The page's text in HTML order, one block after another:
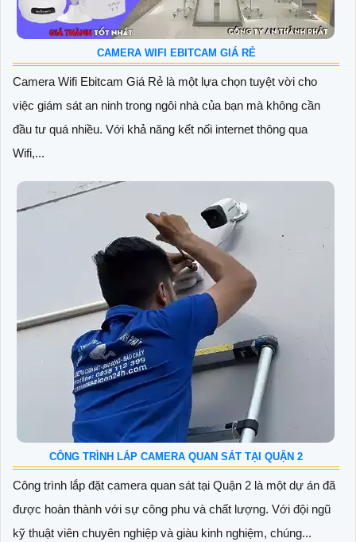
CAMERA WIFI EBITCAM GIÁ RẺ
Camera Wifi Ebitcam Giá Rẻ là một lựa chọn tuyệt vời cho
việc giám sát an ninh trong ngôi nhà của bạn mà không cần
đầu tư quá nhiều. Với khả năng kết nối internet thông qua
Wifi,...
CÔNG TRÌNH LẮP CAMERA QUAN SÁT TẠI QUẬN 2
Công trình lắp đặt camera quan sát tại Quận 2 là một dự án đã
được hoàn thành với sự công phu và chất lượng. Với đội ngũ
kỹ thuật viên chuyên nghiệp và giàu kinh nghiệm, chúng...